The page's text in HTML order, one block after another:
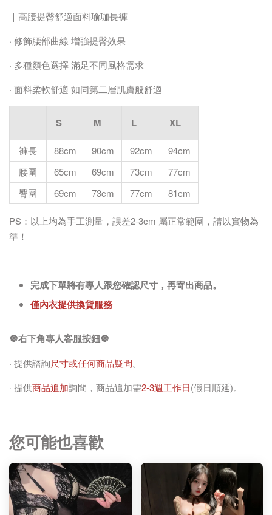
｜高腰提臀舒適面料瑜珈長褲｜
· 修飾腰部曲線 增強提臀效果
· 多種顏色選擇 滿足不同風格需求
· 面料柔軟舒適 如同第二層肌膚般舒適
S M L XL
褲長 88cm 90cm 92cm
94cm
腰圍
65cm 69cm 73cm
77cm
臀圍
69cm 73cm 77cm 81cm
PS：以上均為手工測量，誤差2-3cm 屬正常範圍，請以實物為
準！
完成下單將有專人跟您確認尺寸，再寄出商品。
僅內衣提供換貨服務
🔘右下角專人客服按鈕🔘
· 提供諮詢尺寸或任何商品疑問。
· 提供商品追加詢問，商品追加需2-3週工作日(假日順延)。
您可能也喜歡